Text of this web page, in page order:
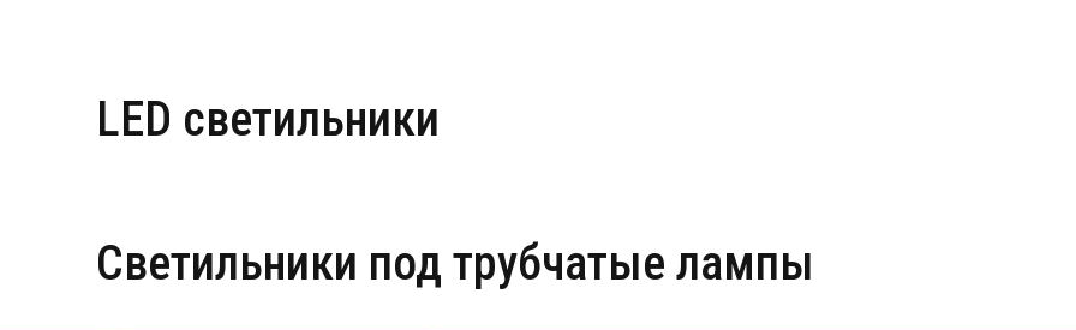
ЖКХ освещение
Облучатели
LED светильники
Светильники под трубчатые лампы